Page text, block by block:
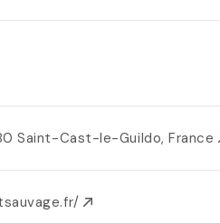
Saint-Cast-le-Guildo, France